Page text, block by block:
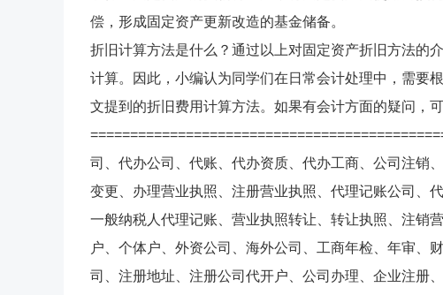
偿，形成固定资产更新改造的基金储备。
折旧计算方法是什么？通过以上对固定资产折旧方法的
计算。因此，小编认为同学们在日常会计处理中，需要
文提到的折旧费用计算方法。如果有会计方面的疑问，
司、代办公司、代账、代办资质、代办工商、公司注销
变更、办理营业执照、注册营业执照、代理记账公司、
一般纳税人代理记账、营业执照转让、转让执照、注销
户、个体户、外资公司、海外公司、工商年检、年审、
司、注册地址、注册公司代开户、公司办理、企业注册